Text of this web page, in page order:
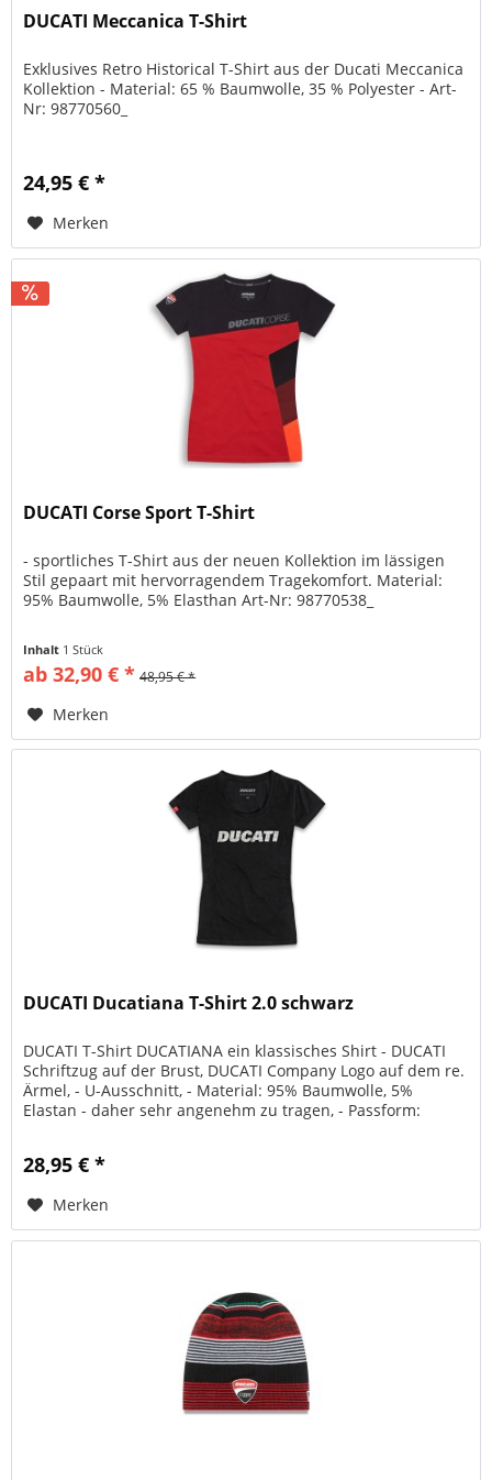
DUCATI Meccanica T-Shirt
Exklusives Retro Historical T-Shirt aus der Ducati Meccanica
Kollektion - Material: 65 % Baumwolle, 35 % Polyester - Art-
Nr: 98770560_
24,95 € *
Merken
DUCATI Corse Sport T-Shirt
- sportliches T-Shirt aus der neuen Kollektion im lässigen
Stil gepaart mit hervorragendem Tragekomfort. Material:
95% Baumwolle, 5% Elasthan Art-Nr: 98770538_
Inhalt 1 Stück
ab 32,90 € * 48,95 € *
Merken
DUCATI Ducatiana T-Shirt 2.0 schwarz
DUCATI T-Shirt DUCATIANA ein klassisches Shirt - DUCATI
Schriftzug auf der Brust, DUCATI Company Logo auf dem re.
Ärmel, - U-Ausschnitt, - Material: 95% Baumwolle, 5%
Elastan - daher sehr angenehm zu tragen, - Passform:
28,95 € *
Merken